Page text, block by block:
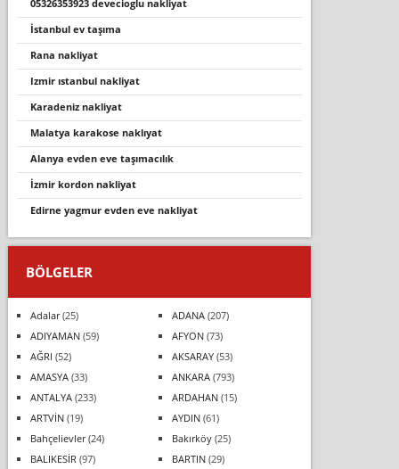
05326353923 deveci̇oglu nakli̇yat
i̇stanbul ev taşıma
rana nakliyat
izmir istanbul nakliyat
karadeniz nakliyat
malatya karakose naklıyat
alanya evden eve taşımacılık
i̇zmir kordon nakliyat
edirne yagmur evden eve nakliyat
BÖLGELER
Adalar(25) ADANA(207)
ADIYAMAN(59) AFYON(73)
AĞRI (52) AKSARAY(53)
AMASYA(33) ANKARA(793)
ANTALYA(233) ARDAHAN(15)
ARTVİN(19) AYDIN(61)
Bahçelievler(24) Bakırköy(25)
BALIKESİR (97) BARTIN(29)